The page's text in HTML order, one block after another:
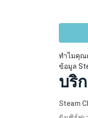
ทำไมคุณ
ข้อมูล
บริ
Steam